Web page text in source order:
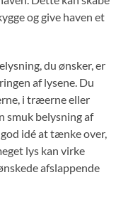
og give haven et
du ønsker, er
af lysene. Du
i træerne eller
smuk belysning af
idé at tænke over,
lys kan virke
afslappende